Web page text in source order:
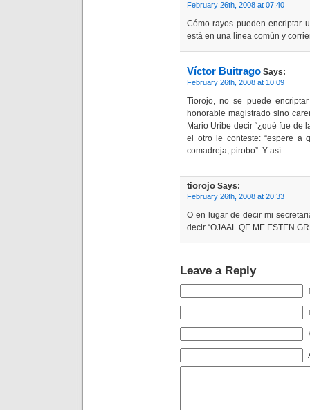
February 26th, 2008 at 07:40
Cómo rayos pueden encriptar
está en una línea común y
Víctor Buitrago Says:
February 26th, 2008 at 10:09
Tiorojo, no se puede
honorable magistrado sino
Mario Uribe decir “¿qué fue de
el otro le conteste: “espere a
comadreja, pirobo”. Y así.
tiorojo Says:
February 26th, 2008 at 20:33
O en lugar de decir mi
decir “OJAAL QE ME ESTEN
Leave a Reply